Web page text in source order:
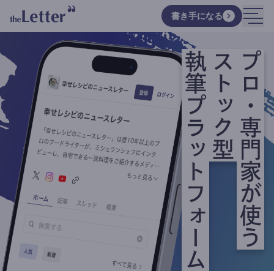
書き手になる
プロ・専門家が使う
ストック型
執筆プラットフォーム